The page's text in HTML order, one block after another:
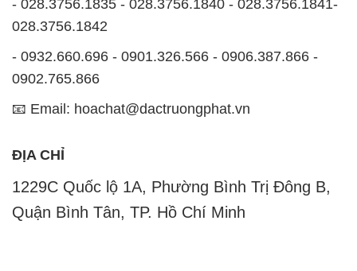
- 028.3756.1835 - 028.3756.1840 - 028.3756.1841-
028.3756.1842
- 0932.660.696 - 0901.326.566 - 0906.387.866 -
0902.765.866
📧 Email: hoachat@dactruongphat.vn
ĐỊA CHỈ
1229C Quốc lộ 1A, Phường Bình Trị Đông B,
Quận Bình Tân, TP. Hồ Chí Minh